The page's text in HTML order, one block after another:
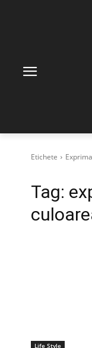
Etichete
Tag:
Life Style